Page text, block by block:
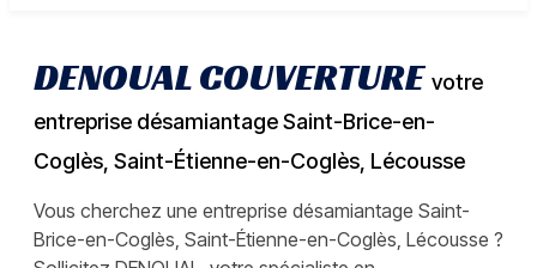
DENOUAL COUVERTURE votre
entreprise désamiantage Saint-Brice-en-
Coglès, Saint-Étienne-en-Coglès, Lécousse
Vous cherchez une entreprise désamiantage Saint-
Brice-en-Coglès, Saint-Étienne-en-Coglès, Lécousse ?